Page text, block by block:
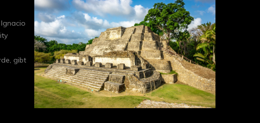
gibt